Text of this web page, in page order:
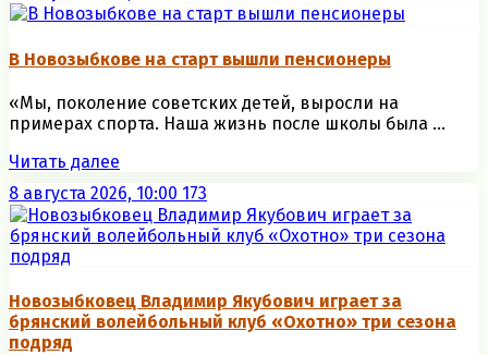
В Новозыбкове на старт вышли пенсионеры
«Мы, поколение советских детей, выросли на
примерах спорта. Наша жизнь после школы была ...
Читать далее
8 августа 2026, 10:00 173
Новозыбковец Владимир Якубович играет за
брянский волейбольный клуб «Охотно» три сезона
подряд